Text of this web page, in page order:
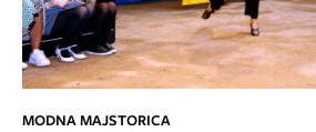
MODNA MAJSTORICA